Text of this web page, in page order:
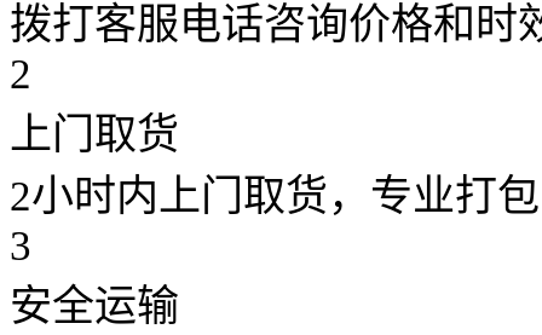
拨打客服电话咨询价格和时
2
上门取货
2小时内上门取货，专业打包
3
安全运输